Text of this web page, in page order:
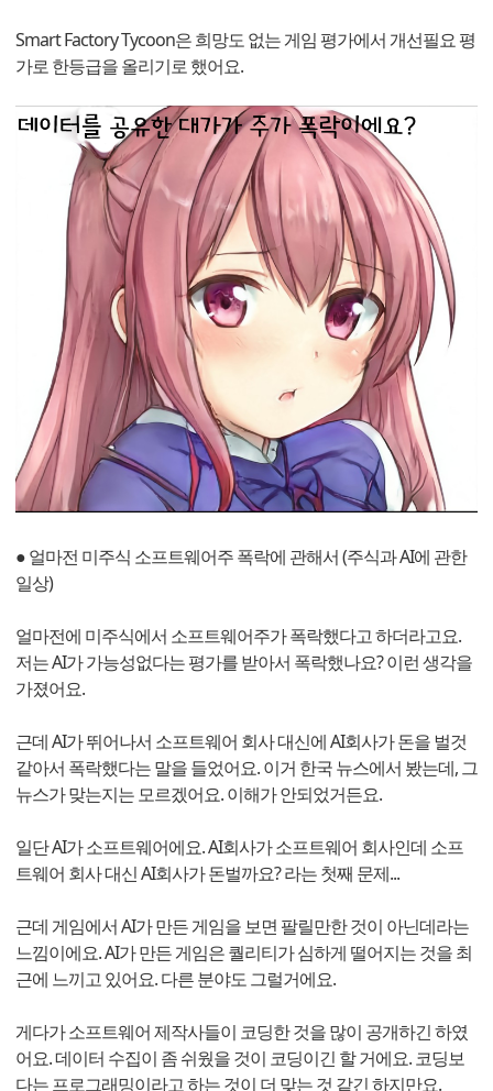
Smart Factory Tycoon은 희망도 없는 게임 평가에서 개선필요 평
가로 한등급을 올리기로 했어요.
● 얼마전 미주식 소프트웨어주 폭락에 관해서 (주식과 AI에 관한
일상)
얼마전에 미주식에서 소프트웨어주가 폭락했다고 하더라고요.
저는 AI가 가능성없다는 평가를 받아서 폭락했나요? 이런 생각을
가졌어요.
근데 AI가 뛰어나서 소프트웨어 회사 대신에 AI회사가 돈을 벌것
같아서 폭락했다는 말을 들었어요. 이거 한국 뉴스에서 봤는데, 그
뉴스가 맞는지는 모르겠어요. 이해가 안되었거든요.
일단 AI가 소프트웨어에요. AI회사가 소프트웨어 회사인데 소프
트웨어 회사 대신 AI회사가 돈벌까요? 라는 첫째 문제...
근데 게임에서 AI가 만든 게임을 보면 팔릴만한 것이 아닌데라는
느낌이에요. AI가 만든 게임은 퀄리티가 심하게 떨어지는 것을 최
근에 느끼고 있어요. 다른 분야도 그럴거에요.
게다가 소프트웨어 제작사들이 코딩한 것을 많이 공개하긴 하였
어요. 데이터 수집이 좀 쉬웠을 것이 코딩이긴 할 거에요. 코딩보
다는 프로그래밍이라고 하는 것이 더 맞는 것 같긴 하지만요.